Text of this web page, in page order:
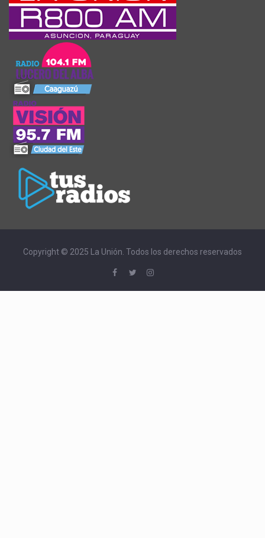
Copyright © 2025 La Unión. Todos los derechos reservados